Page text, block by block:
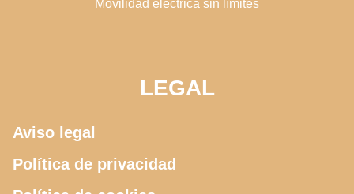
Movilidad eléctrica sin límites
LEGAL
Aviso legal
Política de privacidad